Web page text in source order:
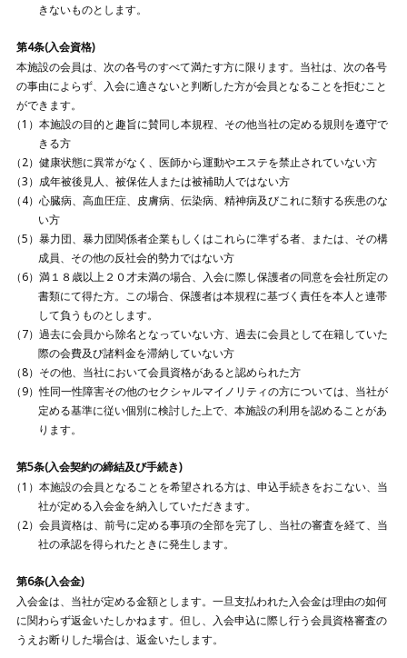
きないものとします。
第4条(入会資格)
本施設の会員は、次の各号のすべて満たす方に限ります。当社は、次の各号
の事由によらず、入会に適さないと判断した方が会員となることを拒むこと
ができます。
本施設の目的と趣旨に賛同し本規程、その他当社の定める規則を遵守で
きる方
健康状態に異常がなく、医師から運動やエステを禁止されていない方
成年被後見人、被保佐人または被補助人ではない方
心臓病、高血圧症、皮膚病、伝染病、精神病及びこれに類する疾患のな
い方
暴力団、暴力団関係者企業もしくはこれらに準ずる者、または、その構
成員、その他の反社会的勢力ではない方
満１８歳以上２０才未満の場合、入会に際し保護者の同意を会社所定の
書類にて得た方。この場合、保護者は本規程に基づく責任を本人と連帯
して負うものとします。
過去に会員から除名となっていない方、過去に会員として在籍していた
際の会費及び諸料金を滞納していない方
その他、当社において会員資格があると認められた方
性同一性障害その他のセクシャルマイノリティの方については、当社が
定める基準に従い個別に検討した上で、本施設の利用を認めることがあ
ります。
第5条(入会契約の締結及び手続き)
本施設の会員となることを希望される方は、申込手続きをおこない、当
社が定める入会金を納入していただきます。
会員資格は、前号に定める事項の全部を完了し、当社の審査を経て、当
社の承認を得られたときに発生します。
第6条(入会金)
入会金は、当社が定める金額とします。一旦支払われた入会金は理由の如何
に関わらず返金いたしかねます。但し、入会申込に際し行う会員資格審査の
うえお断りした場合は、返金いたします。